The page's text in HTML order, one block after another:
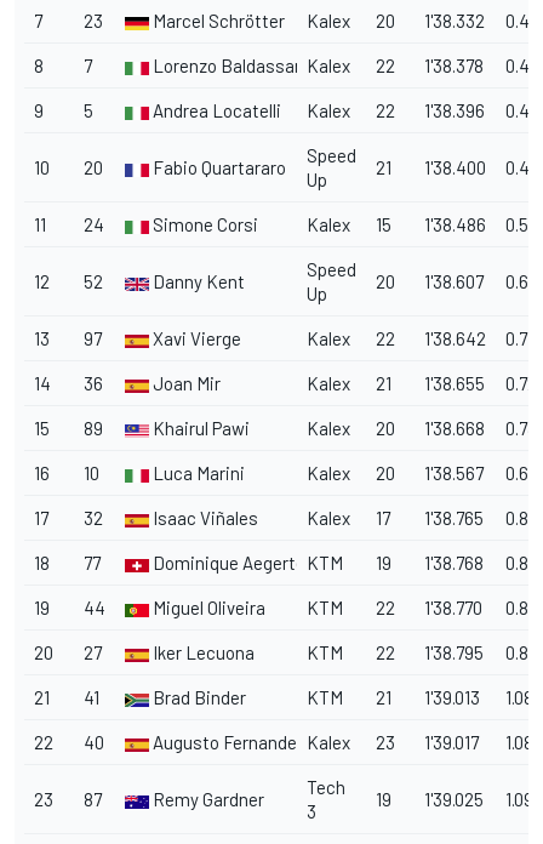
7 23 Marcel Schrötter Kalex 20 1'38.332
8 7 Lorenzo BaldassarriKalex 22 1'38.378
9 5 Andrea Locatelli Kalex 22 1'38.396
10 20 Fabio Quartararo
Speed
Up
21 1'38.400
11 24 Simone Corsi Kalex 15 1'38.486
12 52 Danny Kent
Speed
Up
20 1'38.607
13 97 Xavi Vierge Kalex 22 1'38.642 0.712
14 36 Joan Mir Kalex 21 1'38.655
15 89 Khairul Pawi Kalex 20 1'38.668
16 10 Luca Marini Kalex 20 1'38.567
17 32 Isaac Viñales Kalex 17 1'38.765
18 77 Dominique AegerterKTM 19 1'38.768
19 44 Miguel Oliveira KTM 22 1'38.770
20 27 Iker Lecuona KTM 22 1'38.795
21 41 Brad Binder KTM 21 1'39.013 1.083
22 40 Augusto Fernandez Kalex 23 1'39.017 1.087
23 87 Remy Gardner
Tech
3
19 1'39.025 1.095